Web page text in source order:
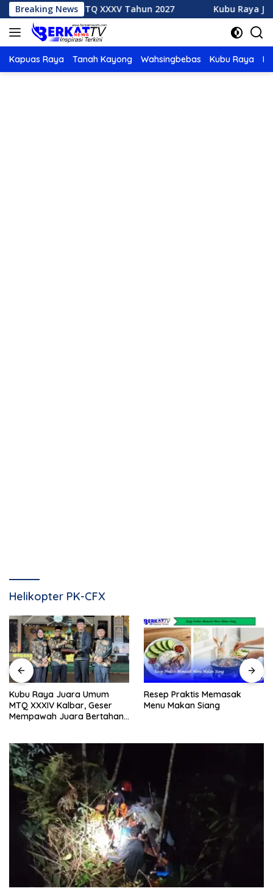
Langsung
ke
konten
Breaking News
MTQ XXXV Tahun 2027 Kubu Raya Juara
Kapuas Raya Tanah Kayong Wahsingbebas Kubu Raya
Helikopter PK-CFX
Kubu Raya Juara Umum
MTQ XXXIV Kalbar, Geser
Mempawah Juara Bertahan
Resep Praktis Memasak
Menu Makan Siang